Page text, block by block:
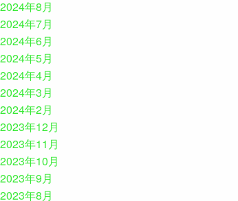
2024年8月
2024年7月
2024年6月
2024年5月
2024年4月
2024年3月
2024年2月
2023年12月
2023年11月
2023年10月
2023年9月
2023年8月